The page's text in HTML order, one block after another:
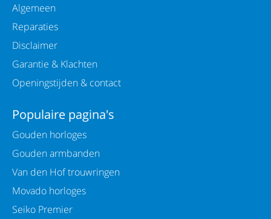
Algemeen
Reparaties
Disclaimer
Garantie & Klachten
Openingstijden & contact
Populaire pagina's
Gouden horloges
Gouden armbanden
Van den Hof trouwringen
Movado horloges
Seiko Premier